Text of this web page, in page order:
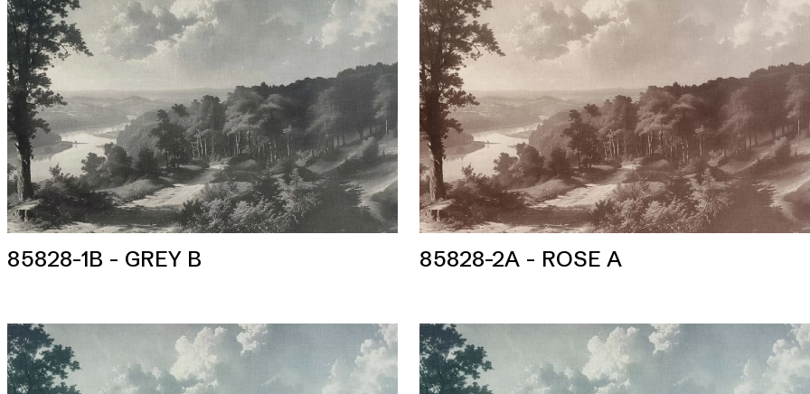
85828-1B - GREY B 85828-2A - ROSE A